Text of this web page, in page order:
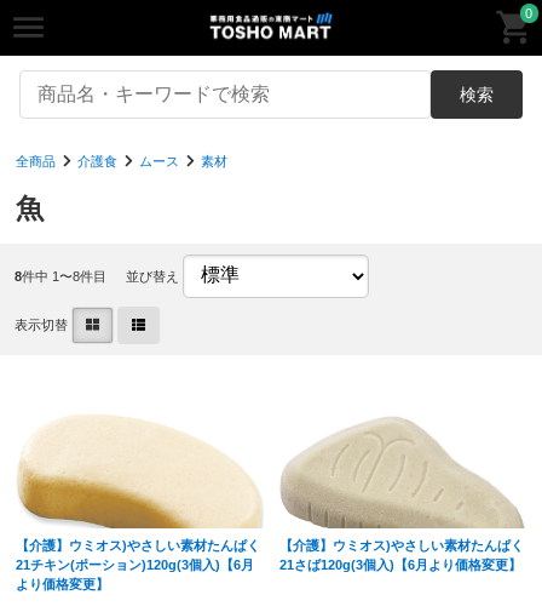
0
検索
全商品 介護食 ムース 素材
魚
8件中 1〜8件目 並び替え
表示切替
【介護】ウミオス)やさしい素材たんぱく
21チキン(ポーション)120g(3個入)【6月
より価格変更】
【介護】ウミオス)やさしい素材たんぱく
21さば120g(3個入)【6月より価格変更】